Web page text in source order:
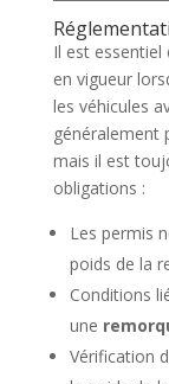
Il est
en vigueur
les véhicules
généralement
mais il est
obligations :
Les permis
poids de la
Conditions
une
Vérification